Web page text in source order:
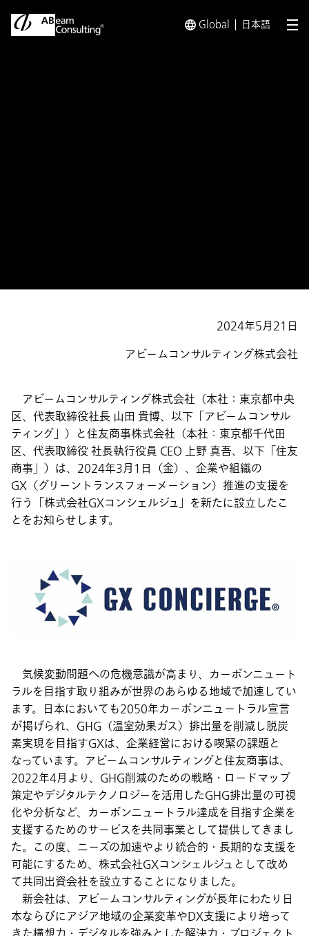
Global 日本語 メ
2024年5月21日
アビームコンサルティング株式会社
アビームコンサルティング株式会社（本社：東京都中央
区、代表取締役社長 山田 貴博、以下「アビームコンサル
ティング」）と住友商事株式会社（本社：東京都千代田
区、代表取締役 社長執行役員 CEO 上野 真吾、以下「住友
商事」）は、2024年3月1日（金）、企業や組織の
GX（グリーントランスフォーメーション）推進の支援を
行う「株式会社GXコンシェルジュ」を新たに設立したこ
とをお知らせします。
気候変動問題への危機意識が高まり、カーボンニュート
ラルを目指す取り組みが世界のあらゆる地域で加速してい
ます。日本においても2050年カーボンニュートラル宣言
が掲げられ、GHG（温室効果ガス）排出量を削減し脱炭
素実現を目指すGXは、企業経営における喫緊の課題と
なっています。アビームコンサルティングと住友商事は、
2022年4月より、GHG削減のための戦略・ロードマップ
策定やデジタルテクノロジーを活用したGHG排出量の可視
化や分析など、カーボンニュートラル達成を目指す企業を
支援するためのサービスを共同事業として提供してきまし
た。この度、ニーズの加速やより統合的・長期的な支援を
可能にするため、株式会社GXコンシェルジュとして改め
て共同出資会社を設立することになりました。
新会社は、アビームコンサルティングが長年にわたり日
本ならびにアジア地域の企業変革やDX支援により培って